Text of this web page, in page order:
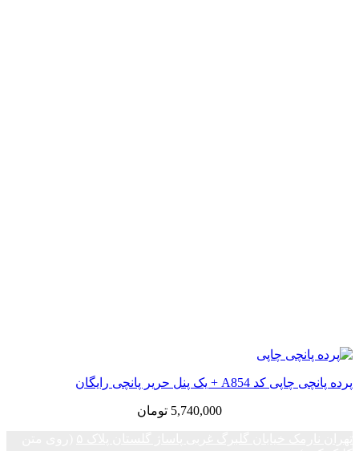
پرده پانچی چاپی کد A854 + یک پنل حریر پانچی رایگان
5,740,000 تومان